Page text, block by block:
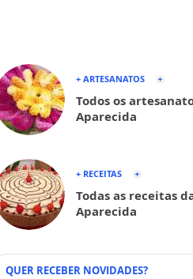
+ ARTESANATOS
Todos os
Aparecida
+ RECEITAS
Todas as receitas
Aparecida
QUER RECEBER NOVIDADES?